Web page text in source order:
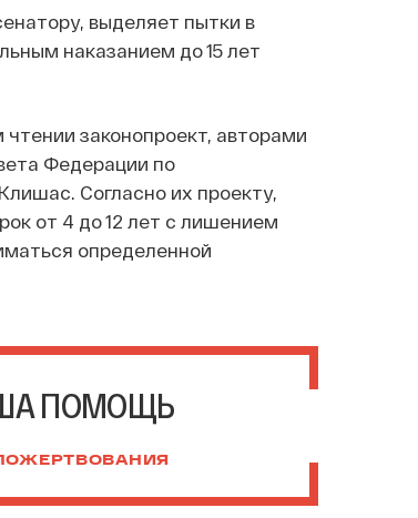
выделяет пытки в
наказанием до 15 лет
законопроект, авторами
Федерации по
Согласно их проекту,
от 4 до 12 лет с лишением
определенной
ПОМОЩЬ